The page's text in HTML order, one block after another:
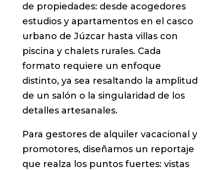
de propiedades: desde acogedores
estudios y apartamentos en el casco
urbano de Júzcar hasta villas con
piscina y chalets rurales. Cada
formato requiere un enfoque
distinto, ya sea resaltando la amplitud
de un salón o la singularidad de los
detalles artesanales.
Para gestores de alquiler vacacional y
promotores, diseñamos un reportaje
que realza los puntos fuertes: vistas